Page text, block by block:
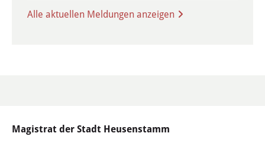
Alle aktuellen Meldungen anzeigen
Magistrat der Stadt Heusenstamm
LEBEN & WOHNEN